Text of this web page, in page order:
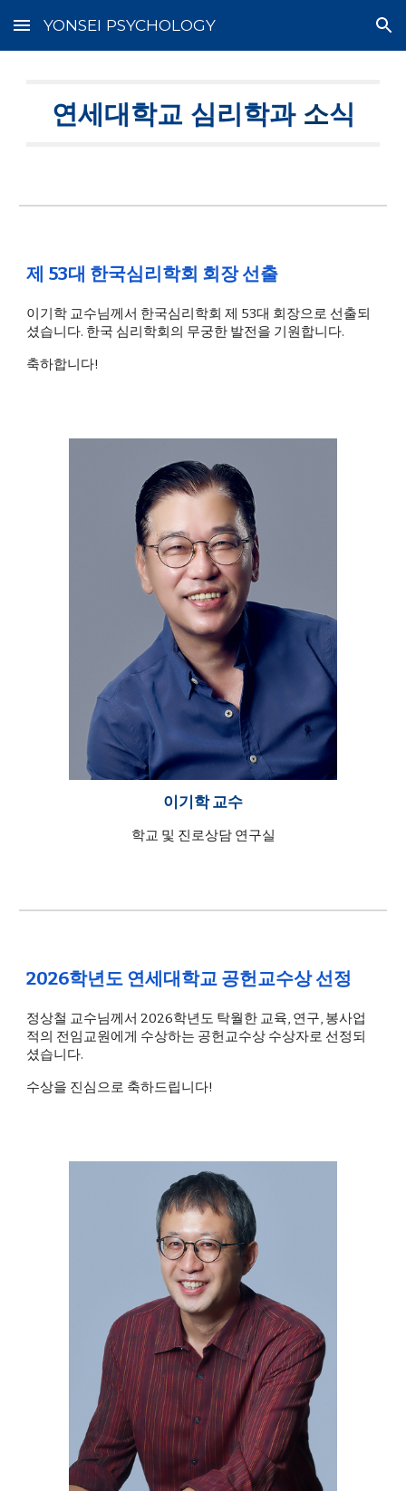
Skip to main content Skip to navigation
YONSEI PSYCHOLOGY
연세대학교 심리학과 소식
제 53대 한국심리학회 회장선출
이기학 교수님께서 한국심리학회 제 53대 회장으로 선출되
셨습니다. 한국 심리학회의 무궁한 발전을 기원합니다.
축하합니다!
이기학교수
학교 및 진로상담 연구실
2026학년도 연세대학교 공헌교수상 선정
정상철 교수님께서 2026학년도 탁월한 교육, 연구, 봉사업
적의 전임교원에게 수상하는 공헌교수상 수상자로 선정되
셨습니다.
수상을 진심으로 축하드립니다!